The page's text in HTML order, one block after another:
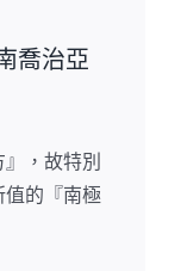
喬治亞
，故特別
的『南極